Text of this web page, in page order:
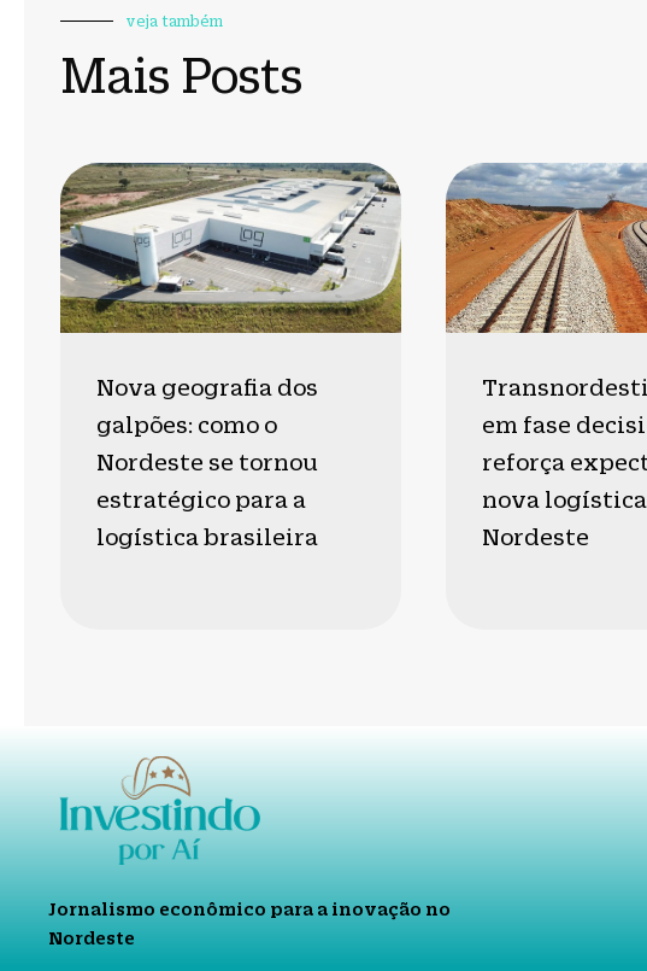
veja também
Mais Posts
Nova geografia dos
galpões: como o
Nordeste se tornou
estratégico para a
logística brasileira
em fase
reforça
nova
Nordeste
Jornalismo econômico para a inovação no
Nordeste